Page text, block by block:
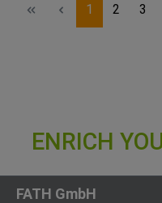
Page
1 Page
2 Page
3
FATH GmbH